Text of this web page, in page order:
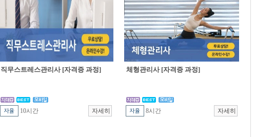
직무스트레스관리사 [자격증 과정]
10시간
체형관리사 [자격증 과정]
8시간